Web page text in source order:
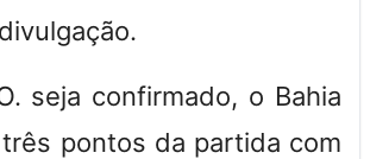
seja confirmado, o Bahia
pontos da partida com